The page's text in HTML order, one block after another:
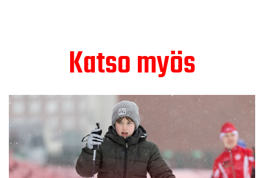
Katso myös